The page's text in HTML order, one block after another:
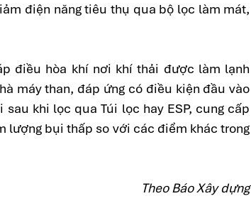
điện năng tiêu thụ qua bộ lọc làm mát,
điều hòa khí nơi khí thải được làm lạnh
máy than, đáp ứng có điều kiện đầu vào
khi lọc qua Túi lọc hay ESP, cung cấp
lượng bụi thấp so với các điểm khác trong
Theo Báo Xây dựng